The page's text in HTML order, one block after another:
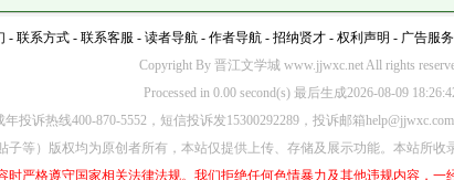
- 联系方式 - 联系客服 - 读者导航 - 作者导航 - 招纳贤才 - 权利声明 - 广告服务
Copyright By 晋江文学城 www.jjwxc.net All rights
Processed in 0.00 second(s) 最后生成2026-08-09
投诉热线400-870-5552，短信投诉发15300292289，投诉邮箱
子等）版权均为原创者所有，本站仅提供上传、存储及展示功能。本站所收
时严格遵守国家相关法律法规。我们拒绝任何色情暴力及其他违规内容，一